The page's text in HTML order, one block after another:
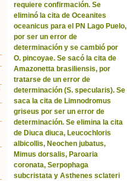
requiere confirmación. Se
eliminó la cita de Oceanites
oceanicus para el PN Lago Puelo,
por ser un error de
determinación y se cambió por
O. pincoyae. Se sacó la cita de
Amazonetta brasiliensis, por
tratarse de un error de
determinación (S. specularis). Se
saca la cita de Limnodromus
griseus por ser un error de
determinación. Se elimina la cita
de Diuca diuca, Leucochloris
albicollis, Neochen jubatus,
Mimus dorsalis, Paroaria
coronata, Serpophaga
subcristata y Asthenes sclateri